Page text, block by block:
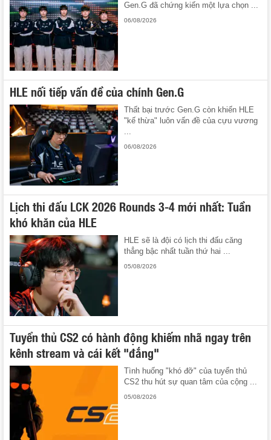
Gen.G đã chứng kiến một lựa chọn ...
06/08/2026
HLE nối tiếp vấn đề của chính Gen.G
Thất bại trước Gen.G còn khiến HLE
"kế thừa" luôn vấn đề của cựu vương
06/08/2026
Lịch thi đấu LCK 2026 Rounds 3-4 mới nhất: Tuần
khó khăn của HLE
HLE sẽ là đội có lịch thi đấu căng
thẳng bậc nhất tuần thứ hai ...
05/08/2026
Tuyển thủ CS2 có hành động khiếm nhã ngay trên
kênh stream và cái kết "đắng"
Tình huống "khó đỡ" của tuyển thủ
CS2 thu hút sự quan tâm của cộng ...
05/08/2026